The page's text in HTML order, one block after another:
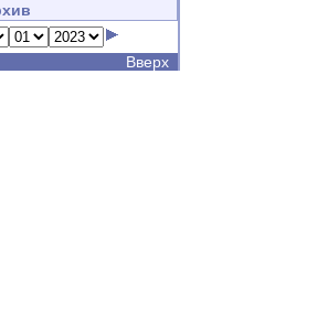
Вверх